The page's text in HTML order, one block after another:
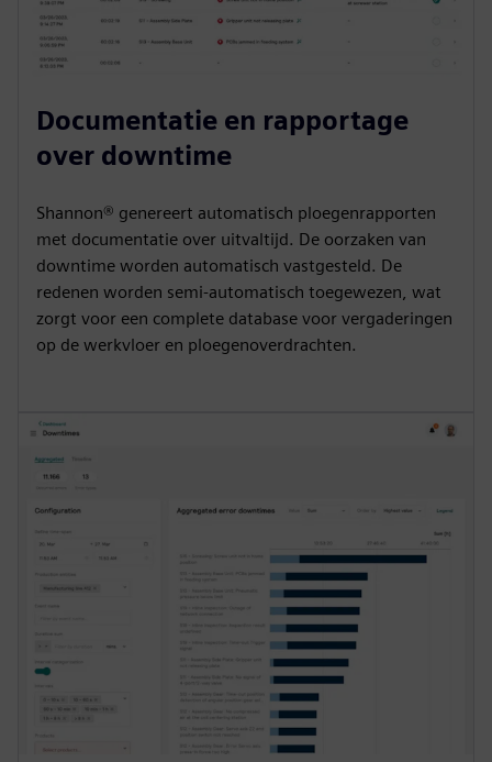
Documentatie en rapportage
over downtime
Shannon® genereert automatisch ploegenrapporten
met documentatie over uitvaltijd. De oorzaken van
downtime worden automatisch vastgesteld. De
redenen worden semi-automatisch toegewezen, wat
zorgt voor een complete database voor vergaderingen
op de werkvloer en ploegenoverdrachten.